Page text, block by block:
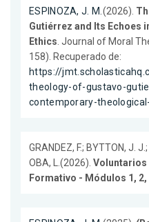
ESPINOZA, J. M.(2026).
Gutiérrez and Its Echoes
Ethics. Journal of Moral
158). Recuperado de:
https://
theology-of-gustavo-
contemporary-
GRANDEZ, F.; BYTTON, J. J.;
OBA, L.(2026). Voluntarios
Formativo - Módulos 1, 2,